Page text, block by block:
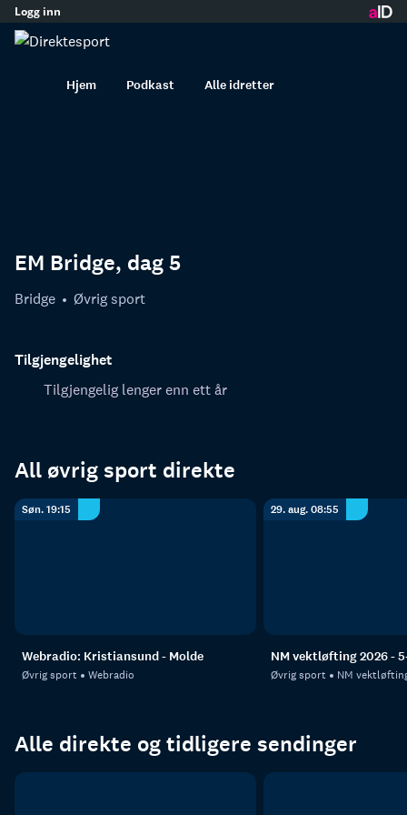
innhold
Logg inn
Hjem Podkast Alle idretter
EM Bridge, dag 5
Bridge Øvrig sport
Tilgjengelighet
Tilgjengelig lenger enn ett år
All øvrig sport direkte
Søn. 19:15
Webradio: Kristiansund - Molde
Øvrig sport Webradio
29. aug. 08:55
NM vektløfting 2026 -
Øvrig sport NM
Alle direkte og tidligere sendinger